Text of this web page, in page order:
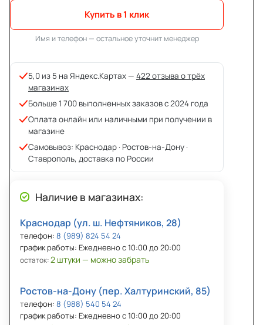
Купить в 1 клик
Имя и телефон — остальное уточнит менеджер
5,0 из 5 на Яндекс.Картах — 422 отзыва о трёх
магазинах
Больше 1 700 выполненных заказов с 2024 года
Оплата онлайн или наличными при получении в
магазине
Самовывоз: Краснодар · Ростов-на-Дону ·
Ставрополь, доставка по России
Наличие в магазинах:
Краснодар (ул. ш. Нефтяников, 28)
телефон: 8 (989) 824 54 24
график работы: Ежедневно с 10:00 до 20:00
остаток:2 штуки — можно забрать
Ростов-на-Дону (пер. Халтуринский, 85)
телефон: 8 (988) 540 54 24
график работы: Ежедневно с 10:00 до 20:00